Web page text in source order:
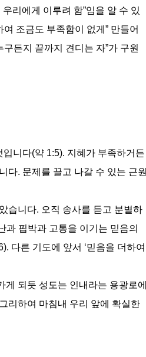
리에게 이루려 함”임을 알 수 있
조금도 부족함이 없게” 만들어
든지 끝까지 견디는 자”가 구원
니다(약 1:5). 지혜가 부족하거든
다. 문제를 끌고 나갈 수 있는 근원
습니다. 오직 송사를 듣고 분별하
과 핍박과 고통을 이기는 믿음의
다른 기도에 앞서 ‘믿음을 더하여
되듯 성도는 인내라는 용광로에
리하여 마침내 우리 앞에 확실한